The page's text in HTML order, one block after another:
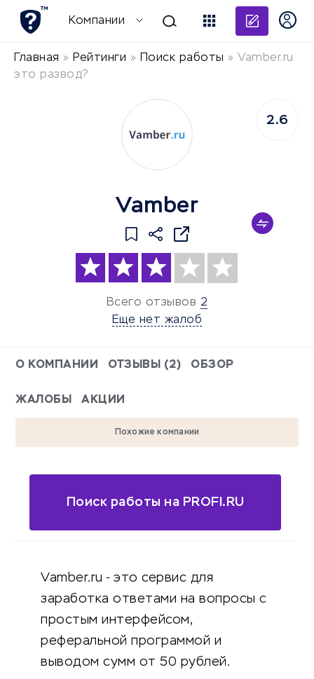
Компании
Главная » Рейтинги » Поиск работы » Vamber.ru
это развод?
Vamber
Всего отзывов 2
Еще нет жалоб
2.6
О КОМПАНИИ ОТЗЫВЫ (2) ОБЗОР
ЖАЛОБЫ АКЦИИ
Похожие компании
Поиск работы на PROFI.RU
Vamber.ru - это сервис для
заработка ответами на вопросы с
простым интерфейсом,
реферальной программой и
выводом сумм от 50 рублей.